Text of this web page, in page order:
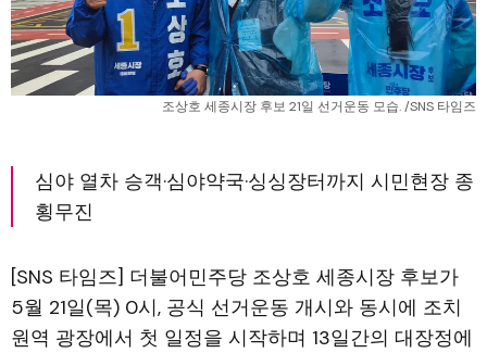
조상호 세종시장 후보 21일 선거운동 모습. /SNS 타임즈
심야 열차 승객·심야약국·싱싱장터까지 시민현장 종
횡무진
[SNS 타임즈] 더불어민주당 조상호 세종시장 후보가
5월 21일(목) 0시, 공식 선거운동 개시와 동시에 조치
원역 광장에서 첫 일정을 시작하며 13일간의 대장정에